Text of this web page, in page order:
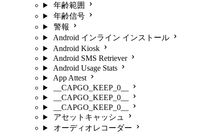
年齢範囲
年齢信号
警報
Android インライン インストール
Android Kiosk
Android SMS Retriever
Android Usage Stats
App Attest
__CAPGO_KEEP_0__
__CAPGO_KEEP_0__
__CAPGO_KEEP_0__
アセットキャッシュ
オーディオレコーダー